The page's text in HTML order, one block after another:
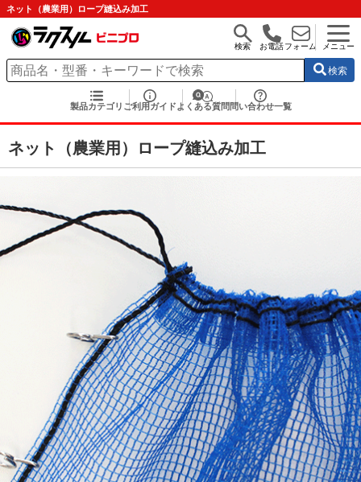
ネット（農業用）ロープ縫込み加工
検索 お電話フォーム メニュー
検索
製品カテゴリ ご利用ガイド よくある質問 問い合わせ一覧
ネット（農業用）ロープ縫込み加工